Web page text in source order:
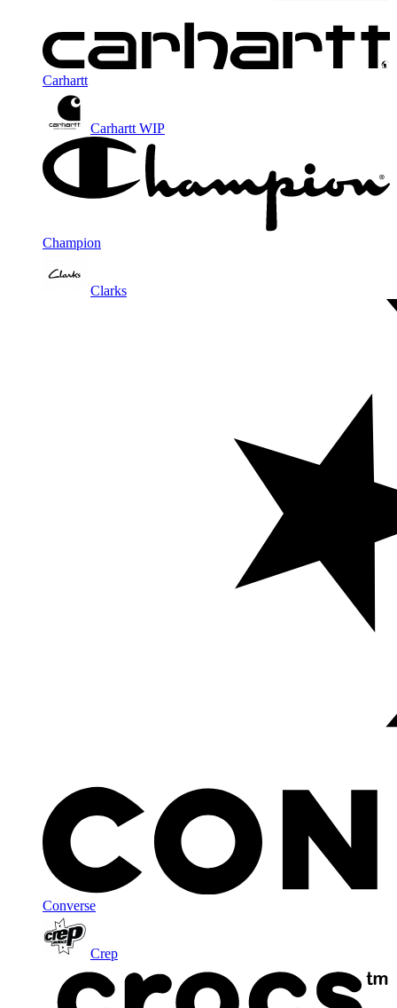
Carhartt
Carhartt WIP
Champion
Clarks
Converse
Crep